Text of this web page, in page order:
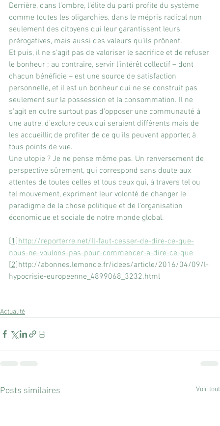
Derrière, dans l’ombre, l’élite du parti profite du système
comme toutes les oligarchies, dans le mépris radical non
seulement des citoyens qui leur garantissent leurs
prérogatives, mais aussi des valeurs qu’ils prônent.
Et puis, il ne s’agit pas de valoriser le sacrifice et de refuser
le bonheur ; au contraire, servir l’intérêt collectif – dont
chacun bénéficie – est une source de satisfaction
personnelle, et il est un bonheur qui ne se construit pas
seulement sur la possession et la consommation. Il ne
s’agit en outre surtout pas d’opposer une communauté à
une autre, d’exclure ceux qui seraient différents mais de
les accueillir, de profiter de ce qu’ils peuvent apporter, à
tous points de vue.
Une utopie ? Je ne pense même pas. Un renversement de
perspective sûrement, qui correspond sans doute aux
attentes de toutes celles et tous ceux qui, à travers tel ou
tel mouvement, expriment leur volonté de changer le
paradigme de la chose politique et de l’organisation
économique et sociale de notre monde global.
[1]http://reporterre.net/Il-faut-cesser-de-dire-ce-que-
nous-ne-voulons-pas-pour-commencer-a-dire-ce-que
[2]http://abonnes.lemonde.fr/idees/article/2016/04/09/l-
hypocrisie-europeenne_4899068_3232.html
Actualité
Posts similaires Voir tout